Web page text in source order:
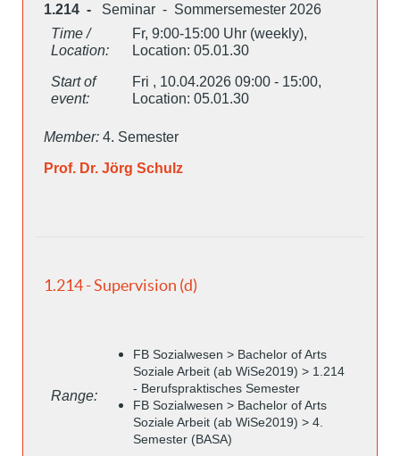
1.214 -
Seminar - Sommersemester 2026
Time /
Location:
Fr, 9:00-15:00 Uhr (weekly),
Location: 05.01.30
Start of
event:
Fri , 10.04.2026 09:00 - 15:00,
Location: 05.01.30
Member: 4. Semester
Prof. Dr. Jörg Schulz
1.214 - Supervision (d)
Range:
FB Sozialwesen > Bachelor of Arts
Soziale Arbeit (ab WiSe2019) > 1.214
- Berufspraktisches Semester
FB Sozialwesen > Bachelor of Arts
Soziale Arbeit (ab WiSe2019) > 4.
Semester (BASA)